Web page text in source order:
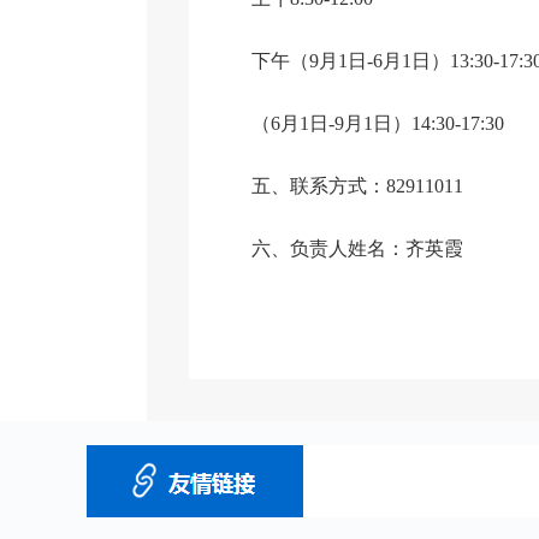
下午（9月1日-6月1日）13:30-
（6月1日-9月1日）14:30-17:30
五、联系方式：82911011
六、负责人姓名：齐英霞